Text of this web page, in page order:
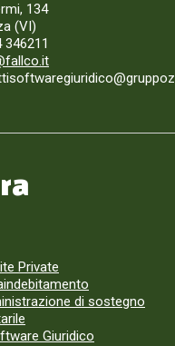
134
(VI)
346211
Private
di sostegno
Giuridico